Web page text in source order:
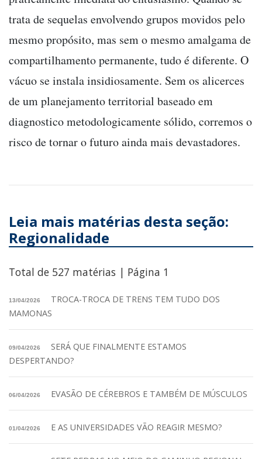
trata de sequelas envolvendo grupos movidos pelo
mesmo propósito, mas sem o mesmo amalgama de
compartilhamento permanente, tudo é diferente. O
vácuo se instala insidiosamente. Sem os alicerces
de um planejamento territorial baseado em
diagnostico metodologicamente sólido, corremos o
risco de tornar o futuro ainda mais devastadores.
Leia mais matérias desta seção:
Regionalidade
Total de 527 matérias | Página 1
13/04/2026
TROCA-TROCA DE TRENS TEM TUDO DOS
MAMONAS
09/04/2026
SERÁ QUE FINALMENTE ESTAMOS
DESPERTANDO?
06/04/2026 EVASÃO DE CÉREBROS E TAMBÉM DE MÚSCULOS
01/04/2026 E AS UNIVERSIDADES VÃO REAGIR MESMO?